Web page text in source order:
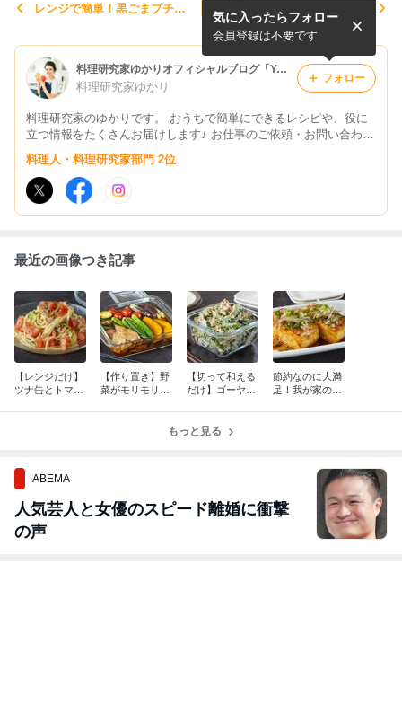
レンジで簡単！黒ごまプチ大
春巻きの皮で簡単！サクサク
のりんごカスタードロールの
作り方
料理研究家ゆかりオフィシャルブログ「Yukari's Kitchen おうちで簡単レシピ」Powered by Ameba
料理研究家ゆかり
料理研究家のゆかりです。 おうちで簡単にできるレシピや、役に
立つ情報をたくさんお届けします♪ お仕事のご依頼・お問い合わせ
はこちら→yukari@tamakara.com
気に入ったらフォロー
会員登録は不要です
フォロー
料理人・料理研究家部門 2位
最近の画像つき記事
【レンジだけ】
ツナ缶とトマト
【作り置き】野
菜がモリモリ食
【切って和える
だけ】ゴーヤの
食べられるツナ
節約なのに大満
足！我が家の
もっと見る
ABEMA
人気芸人と女優のスピード離婚に衝撃
の声